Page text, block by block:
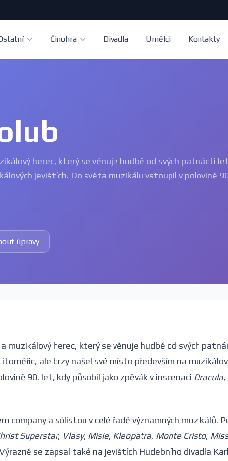
Činohra Divadla Umělci Kontakty
herec, který se věnuje hudbě od svých patnácti
jevištích. Do světa muzikálu vstoupil v polovině
úpravy
a muzikálový herec, který se věnuje hudbě od svých
ale brzy našel své místo především na
90. let, kdy působil jako zpěvák v inscenaci Dracula,
company a sólistou v celé řadě významných muzikálů.
Superstar, Vlasy, Misie, Kleopatra, Monte Cristo,
se zapsal také na jevištích Hudebního divadla